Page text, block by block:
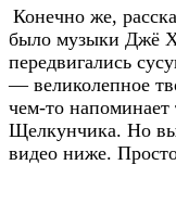
Конечно же,
было музыки Джё
передвигались
— великолепное
чем-то
Щелкунчика. Но
видео ниже.